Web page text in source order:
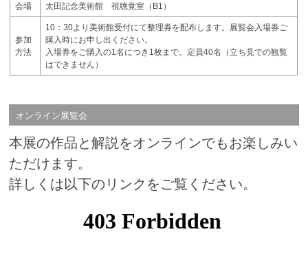
会場 太田記念美術館 視聴覚室（B1）
参加
方法
10：30より美術館受付にて整理券を配布します。展覧会入場券ご
購入時にお申し出ください。
入場券をご購入の1名につき1枚まで。定員40名（立ち見での観覧
はできません）
オンライン展覧会
本展の作品と解説をオンラインでもお楽しみい
ただけます。
詳しくは以下のリンクをご覧ください。